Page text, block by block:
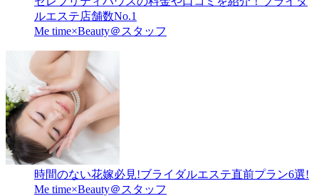
ルエステ店舗数No.1
Me time×Beauty＠スタッフ
時間のない花嫁必見!ブライダルエステ直前プラン6選!
Me time×Beauty＠スタッフ